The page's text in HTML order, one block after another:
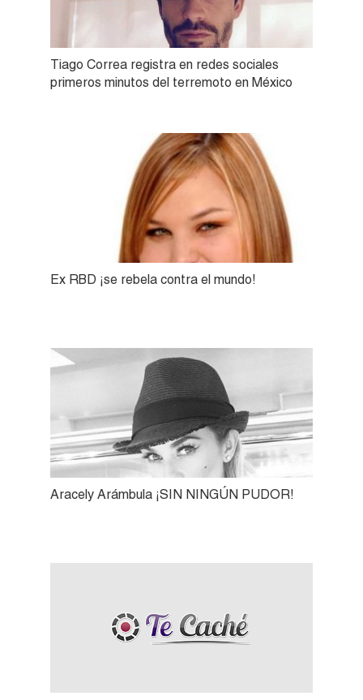
Tiago Correa registra en redes sociales
primeros minutos del terremoto en México
Ex RBD ¡se rebela contra el mundo!
Aracely Arámbula ¡SIN NINGÚN PUDOR!